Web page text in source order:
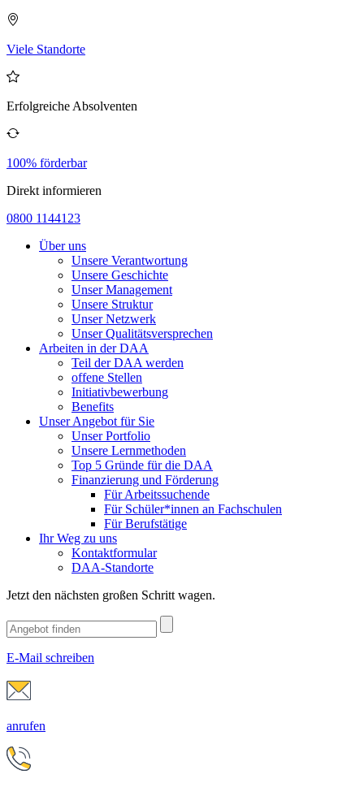
Viele Standorte
Erfolgreiche Absolventen
100% förderbar
Direkt informieren
0800 1144123
Über uns
Unsere Verantwortung
Unsere Geschichte
Unser Management
Unsere Struktur
Unser Netzwerk
Unser Qualitätsversprechen
Arbeiten in der DAA
Teil der DAA werden
offene Stellen
Initiativbewerbung
Benefits
Unser Angebot für Sie
Unser Portfolio
Unsere Lernmethoden
Top 5 Gründe für die DAA
Finanzierung und Förderung
Für Arbeitssuchende
Für Schüler*innen an Fachschulen
Für Berufstätige
Ihr Weg zu uns
Kontaktformular
DAA-Standorte
Jetzt den nächsten großen Schritt wagen.
E-Mail schreiben
anrufen